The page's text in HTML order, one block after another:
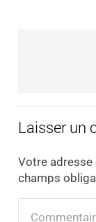
Laisser un
Votre adresse
champs